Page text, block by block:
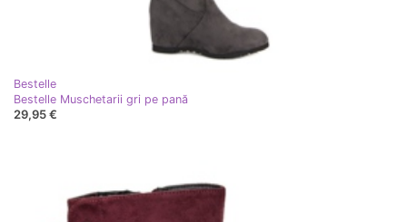
Bestelle
Bestelle Muschetarii gri pe pană
29,95 €